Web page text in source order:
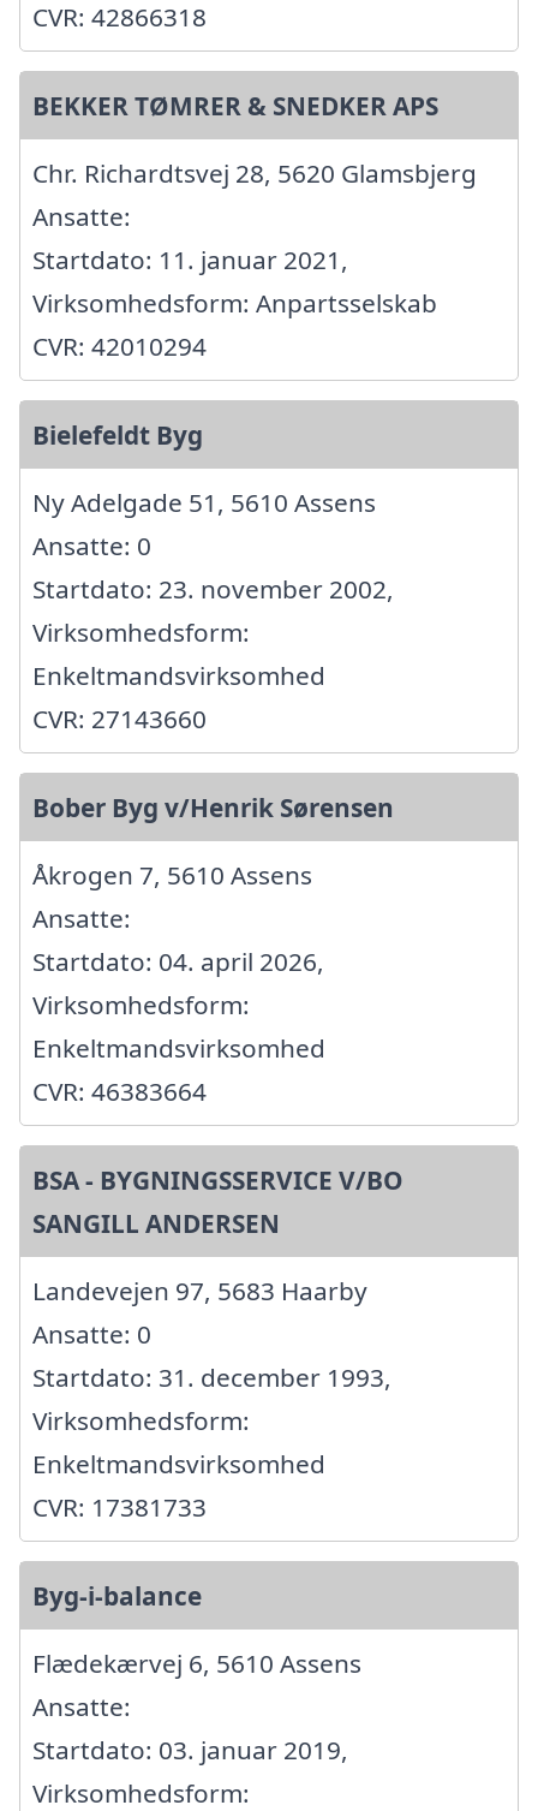
CVR: 42866318
BEKKER TØMRER & SNEDKER APS
Chr. Richardtsvej 28, 5620 Glamsbjerg
Ansatte:
Startdato: 11. januar 2021,
Virksomhedsform: Anpartsselskab
CVR: 42010294
Bielefeldt Byg
Ny Adelgade 51, 5610 Assens
Ansatte: 0
Startdato: 23. november 2002,
Virksomhedsform:
Enkeltmandsvirksomhed
CVR: 27143660
Bober Byg v/Henrik Sørensen
Åkrogen 7, 5610 Assens
Ansatte:
Startdato: 04. april 2026,
Virksomhedsform:
Enkeltmandsvirksomhed
CVR: 46383664
BSA - BYGNINGSSERVICE V/BO
SANGILL ANDERSEN
Landevejen 97, 5683 Haarby
Ansatte: 0
Startdato: 31. december 1993,
Virksomhedsform:
Enkeltmandsvirksomhed
CVR: 17381733
Byg-i-balance
Flædekærvej 6, 5610 Assens
Ansatte:
Startdato: 03. januar 2019,
Virksomhedsform: